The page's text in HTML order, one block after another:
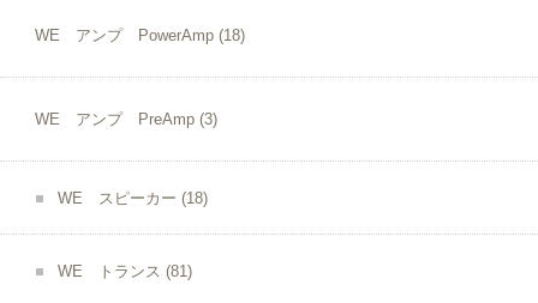
WE アンプ PowerAmp (18)
WE アンプ PreAmp (3)
WE スピーカー (18)
WE トランス (81)